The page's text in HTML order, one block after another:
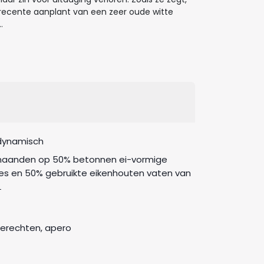
aanplant van een zeer oude witte
op 50% betonnen ei-vormige
en 50% gebruikte eikenhouten vaten van
apero